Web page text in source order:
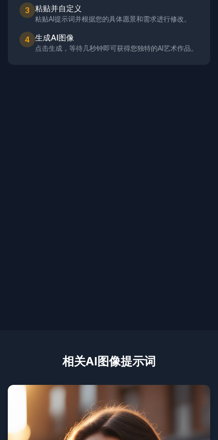
3 粘贴并自定义
粘贴AI提示词并根据您的具体愿景和需求进行修改。
4 生成AI图像
点击生成，等待几秒钟即可获得您独特的AI艺术作品。
相关AI图像提示词